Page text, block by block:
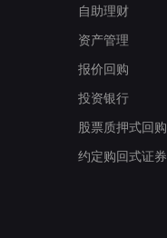
示
自助理财
资产管理
报价回购
投资银行
股票质押式回
约定购回式证